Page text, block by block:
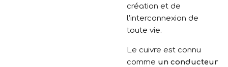
création et de
l'interconnexion de
toute vie.
Le cuivre est connu
comme un conducteur